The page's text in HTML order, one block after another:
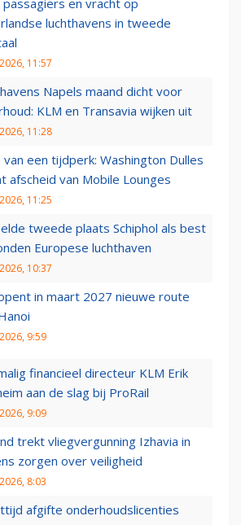
en vracht op
luchthavens in tweede
11:57
Napels maand dicht voor
KLM en Transavia wijken uit
11:28
van een tijdperk: Washington Dulles
afscheid van Mobile Lounges
11:25
tweede plaats Schiphol als best
Europese luchthaven
10:37
in maart 2027 nieuwe route
9:59
financieel directeur KLM Erik
aan de slag bij ProRail
9:09
trekt vliegvergunning Izhavia in
zorgen over veiligheid
8:03
afgifte onderhoudslicenties